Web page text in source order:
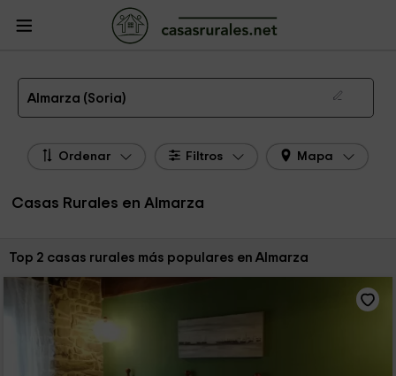
Casas Rurales
Rurales Soria
Casas Rurales Almarza
Las 2 mejores casas rurales en Almarza de 2026
Almarza (Soria)
Ordenar Filtros Mapa
Casas Rurales en Almarza
Ordenar por:
Top 2 casas rurales más populares en Almarza